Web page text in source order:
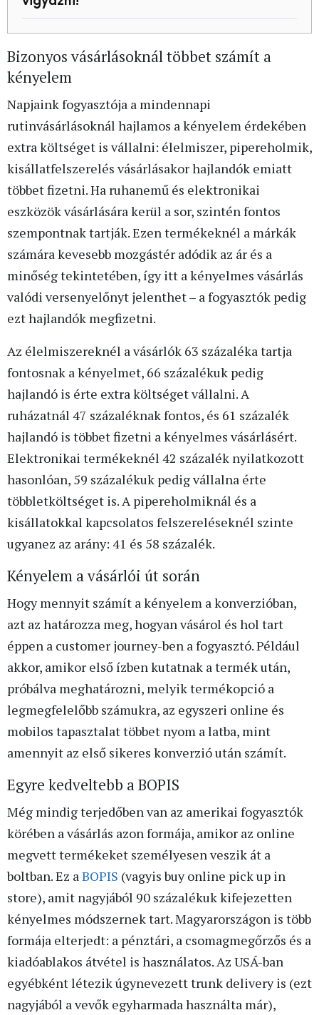
Bizonyos vásárlásoknál többet számít a
kényelem
Napjaink fogyasztója a mindennapi
rutinvásárlásoknál hajlamos a kényelem érdekében
extra költséget is vállalni: élelmiszer, pipereholmik,
kisállatfelszerelés vásárlásakor hajlandók emiatt
többet fizetni. Ha ruhanemű és elektronikai
eszközök vásárlására kerül a sor, szintén fontos
szempontnak tartják. Ezen termékeknél a márkák
számára kevesebb mozgástér adódik az ár és a
minőség tekintetében, így itt a kényelmes vásárlás
valódi versenyelőnyt jelenthet – a fogyasztók pedig
ezt hajlandók megfizetni.
Az élelmiszereknél a vásárlók 63 százaléka tartja
fontosnak a kényelmet, 66 százalékuk pedig
hajlandó is érte extra költséget vállalni. A
ruházatnál 47 százaléknak fontos, és 61 százalék
hajlandó is többet fizetni a kényelmes vásárlásért.
Elektronikai termékeknél 42 százalék nyilatkozott
hasonlóan, 59 százalékuk pedig vállalna érte
többletköltséget is. A pipereholmiknál és a
kisállatokkal kapcsolatos felszereléseknél szinte
ugyanez az arány: 41 és 58 százalék.
Kényelem a vásárlói út során
Hogy mennyit számít a kényelem a konverzióban,
azt az határozza meg, hogyan vásárol és hol tart
éppen a customer journey-ben a fogyasztó. Például
akkor, amikor első ízben kutatnak a termék után,
próbálva meghatározni, melyik termékopció a
legmegfelelőbb számukra, az egyszeri online és
mobilos tapasztalat többet nyom a latba, mint
amennyit az első sikeres konverzió után számít.
Egyre kedveltebb a BOPIS
Még mindig terjedőben van az amerikai fogyasztók
körében a vásárlás azon formája, amikor az online
megvett termékeket személyesen veszik át a
boltban. Ez aBOPIS (vagyis buy online pick up in
store), amit nagyjából 90 százalékuk kifejezetten
kényelmes módszernek tart. Magyarországon is több
formája elterjedt: a pénztári, a csomagmegőrzős és a
kiadóablakos átvétel is használatos. Az USÁ-ban
egyébként létezik úgynevezett trunk delivery is (ezt
nagyjából a vevők egyharmada használta már),